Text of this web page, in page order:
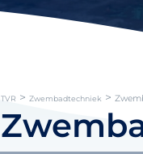
TVR >Zwembadtechniek >